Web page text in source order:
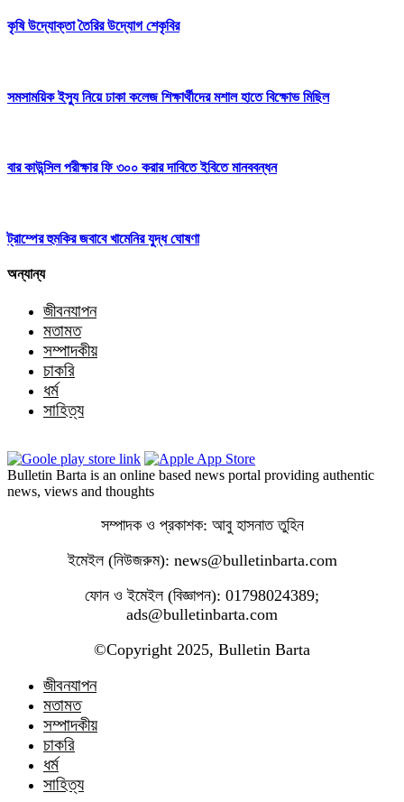
কৃষি উদ্যোক্তা তৈরির উদ্যোগ শেকৃবির
সমসাময়িক ইস্যু নিয়ে ঢাকা কলেজ শিক্ষার্থীদের মশাল হাতে বিক্ষোভ মিছিল
বার কাউন্সিল পরীক্ষার ফি ৩০০ করার দাবিতে ইবিতে মানববন্ধন
ট্রাম্পের হুমকির জবাবে খামেনির যুদ্ধ ঘোষণা
অন্যান্য
জীবনযাপন
মতামত
সম্পাদকীয়
চাকরি
ধর্ম
সাহিত্য
Bulletin Barta is an online based news portal providing authentic
news, views and thoughts
সম্পাদক ও প্রকাশক: আবু হাসনাত তুহিন
ইমেইল (নিউজরুম): news@bulletinbarta.com
ফোন ও ইমেইল (বিজ্ঞাপন): 01798024389;
ads@bulletinbarta.com
©️Copyright 2025, Bulletin Barta
জীবনযাপন
মতামত
সম্পাদকীয়
চাকরি
ধর্ম
সাহিত্য